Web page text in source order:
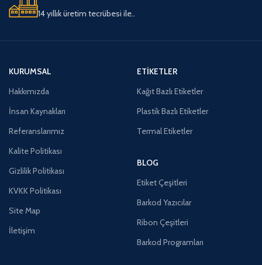
14 yıllık üretim tecrübesi ile..
KURUMSAL
Hakkımızda
İnsan Kaynakları
Referanslarımız
Kalite Politikası
Gizlilik Politikası
KVKK Politikası
Site Map
İletişim
ETIKETLER
Kağıt Bazlı Etiketler
Plastik Bazlı Etiketler
Termal Etiketler
BLOG
Etiket Çeşitleri
Barkod Yazıcılar
Ribon Çeşitleri
Barkod Programları